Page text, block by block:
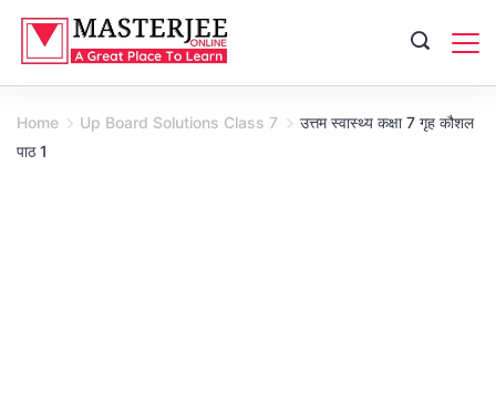
Skip
content
Home Up Board Solutions Class 7
उत्तम स्वास्थ्य कक्षा 7 गृह कौशल
पाठ 1